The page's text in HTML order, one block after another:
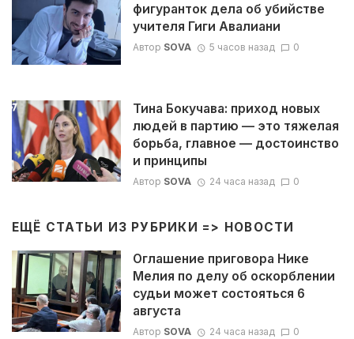
фигуранток дела об убийстве
учителя Гиги Авалиани
Автор SOVA 5 часов назад 0
Тина Бокучава: приход новых
людей в партию — это тяжелая
борьба, главное — достоинство
и принципы
Автор SOVA 24 часа назад 0
ЕЩЁ СТАТЬИ ИЗ РУБРИКИ => НОВОСТИ
Оглашение приговора Нике
Мелия по делу об оскорблении
судьи может состояться 6
августа
Автор SOVA 24 часа назад 0